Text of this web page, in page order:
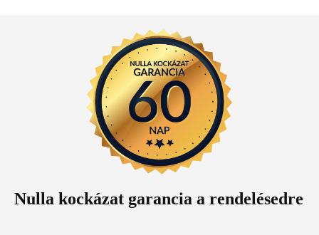
Nulla kockázat garancia a rendelésedre